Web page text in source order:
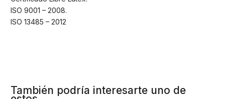
ISO 9001 – 2008.
ISO 13485 – 2012
También podría interesarte uno de